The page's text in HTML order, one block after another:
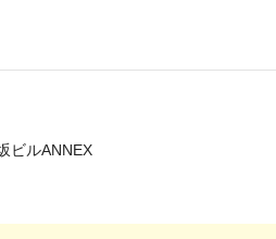
ビルANNEX